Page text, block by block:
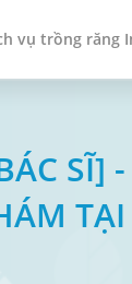
vụ trồng răng
SĨ]